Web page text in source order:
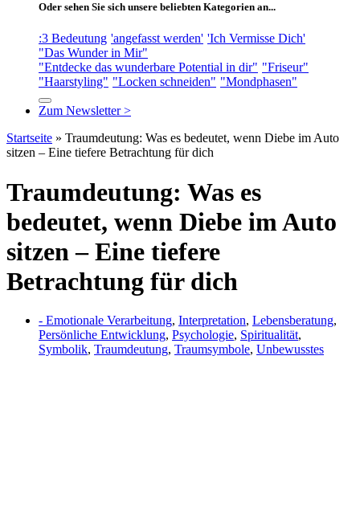
Oder sehen Sie sich unsere beliebten Kategorien an...
:3 Bedeutung 'angefasst werden' 'Ich Vermisse Dich'
"Das Wunder in Mir"
"Entdecke das wunderbare Potential in dir" "Friseur"
"Haarstyling" "Locken schneiden" "Mondphasen"
Zum Newsletter >
Startseite » Traumdeutung: Was es bedeutet, wenn Diebe im Auto
sitzen – Eine tiefere Betrachtung für dich
Traumdeutung: Was es
bedeutet, wenn Diebe im Auto
sitzen – Eine tiefere
Betrachtung für dich
- Emotionale Verarbeitung, Interpretation, Lebensberatung,
Persönliche Entwicklung, Psychologie, Spiritualität,
Symbolik, Traumdeutung, Traumsymbole, Unbewusstes